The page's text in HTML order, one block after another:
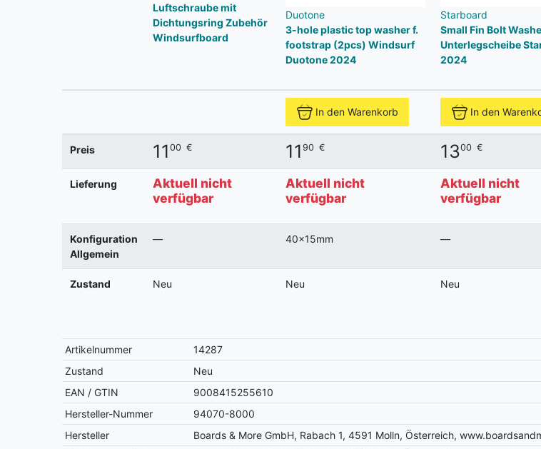
Luftschraube mit
Dichtungsring Zubehör
Windsurfboard
Duotone
3-hole plastic top washer f.
footstrap (2pcs) Windsurf
Duotone 2024
Starboard
Small Fin Bolt
Unterlegscheibe
2024
In den Warenkorb In den
Preis 11 00 € 11 90 € 1300 €
Lieferung
Aktuell nicht
verfügbar
Aktuell nicht
verfügbar
Aktuell nicht
verfügbar
Konfiguration
Allgemein
— 40x15mm —
Zustand Neu Neu Neu
Artikelnummer
14287
Zustand
Neu
EAN / GTIN
9008415255610
Hersteller-Nummer
94070-8000
Hersteller
Boards & More GmbH, Rabach 1, 4591 Molln, Österreich,